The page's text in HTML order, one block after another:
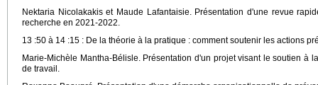
Nektaria Nicolakakis et Maude Lafantaisie. Présentation d'une revue
recherche en 2021-2022.
13 :50 à 14 :15 : De la théorie à la pratique : comment soutenir les actions
Marie-Michèle Mantha-Bélisle. Présentation d'un projet visant le soutien à
de travail.